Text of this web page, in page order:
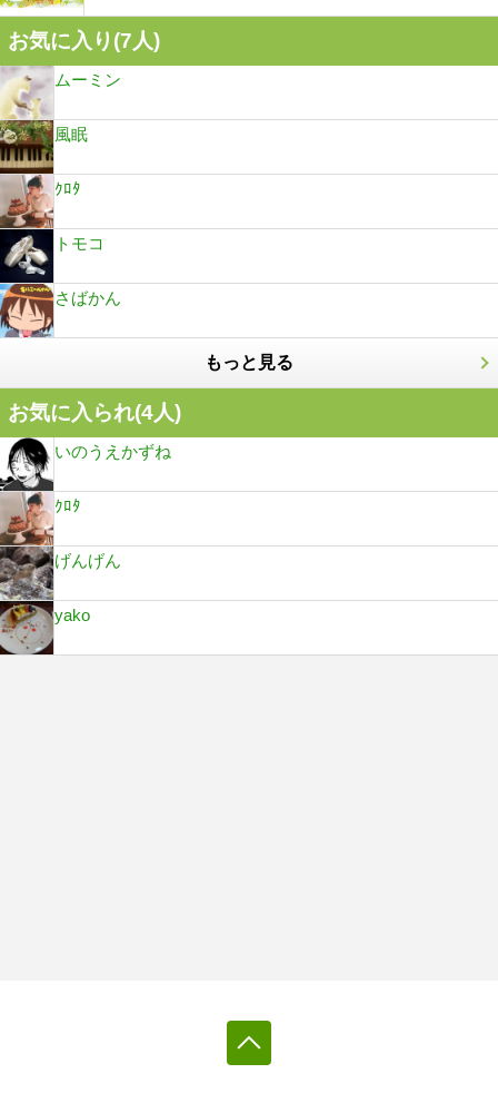
お気に入り(7人)
ムーミン
風眠
ｸﾛﾀ
トモコ
さばかん
もっと見る
お気に入られ(4人)
いのうえかずね
ｸﾛﾀ
げんげん
yako